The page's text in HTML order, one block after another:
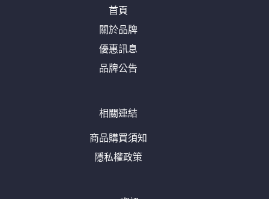
首頁
關於品牌
優惠訊息
品牌公告
相關連結
商品購買須知
隱私權政策